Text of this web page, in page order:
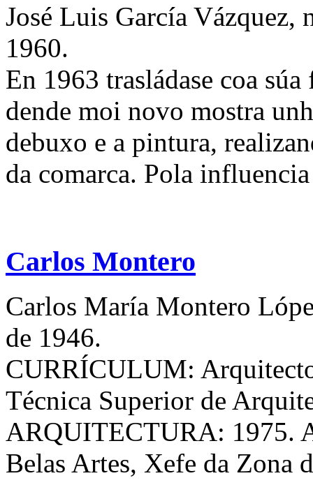
José Luis García Vázquez,
1960.
En 1963 trasládase coa
dende moi novo mostra
debuxo e a pintura,
da comarca. Pola
Carlos Montero
Carlos María Montero
de 1946.
CURRÍCULUM:
Técnica Superior de
ARQUITECTURA: 1975.
Belas Artes, Xefe da Zona